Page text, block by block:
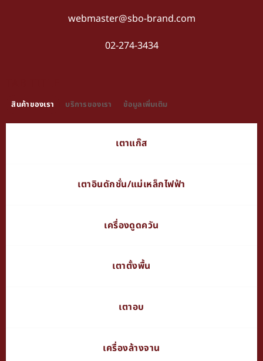
webmaster@sbo-brand.com
02-274-3434
สินค้าของเรา บริการของเรา ข้อมูลเพิ่มเติม
เตาแก๊ส
เตาอินดักชั่น/แม่เหล็กไฟฟ้า
เครื่องดูดควัน
เตาตั้งพื้น
เตาอบ
เครื่องล้างจาน